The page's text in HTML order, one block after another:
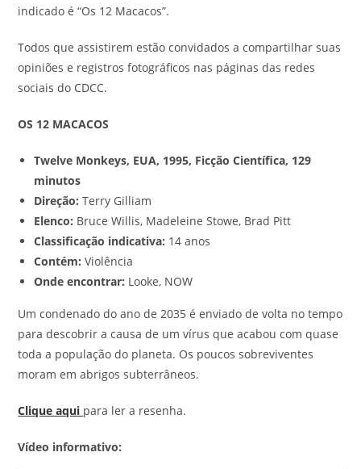
indicado é “Os 12 Macacos”.
Todos que assistirem estão convidados a compartilhar suas
opiniões e registros fotográficos nas páginas das redes
sociais do CDCC.
OS 12 MACACOS
Twelve Monkeys, EUA, 1995, Ficção Científica, 129
minutos
Direção: Terry Gilliam
Elenco: Bruce Willis, Madeleine Stowe, Brad Pitt
Classificação indicativa: 14 anos
Contém: Violência
Onde encontrar: Looke, NOW
Um condenado do ano de 2035 é enviado de volta no tempo
para descobrir a causa de um vírus que acabou com quase
toda a população do planeta. Os poucos sobreviventes
moram em abrigos subterrâneos.
Clique aqui para ler a resenha.
Vídeo informativo: